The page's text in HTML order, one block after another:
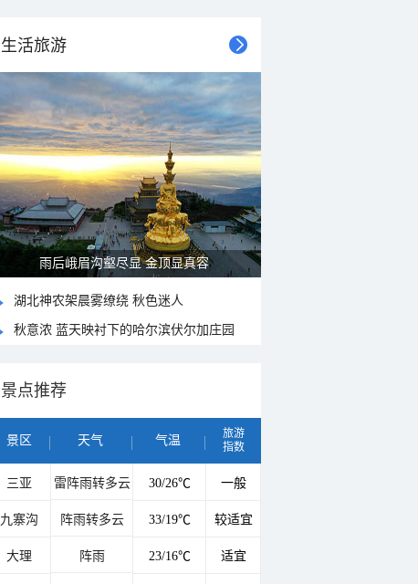
生活旅游
雨后峨眉沟壑尽显 金顶显真容
湖北神农架晨雾缭绕 秋色迷人
秋意浓 蓝天映衬下的哈尔滨伏尔加庄园
景点推荐
景区 天气 气温
旅游
指数
三亚 雷阵雨转多云 30/26℃ 一般
九寨沟 阵雨转多云 33/19℃ 较适宜
大理 阵雨 23/16℃ 适宜